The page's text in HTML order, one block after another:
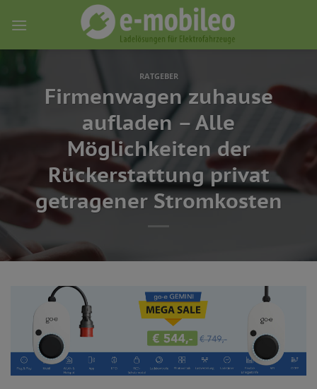
RATGEBER
Firmenwagen zuhause
aufladen – Alle
Möglichkeiten der
Rückerstattung privat
getragener Stromkosten